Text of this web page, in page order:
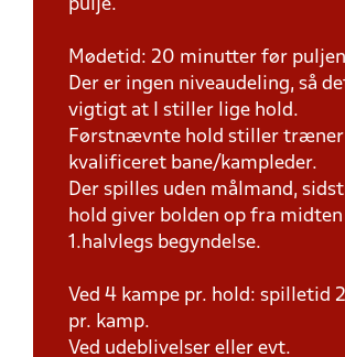
pulje.
Mødetid: 20 minutter før
Der er ingen niveaudeling, så
vigtigt at I stiller lige hold.
Førstnævnte hold stiller træner
kvalificeret bane/kampleder.
Der spilles uden målmand,
hold giver bolden op fra midten
1.halvlegs begyndelse.
Ved 4 kampe pr. hold: spilletid
pr. kamp.
Ved udeblivelser eller evt.